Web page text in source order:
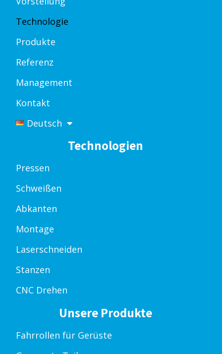
Technologie
Produkte
Referenz
Management
Kontakt
Deutsch
Technologien
Pressen
Schweißen
Abkanten
Montage
Laserschneiden
Stanzen
CNC Drehen
Unsere Produkte
Fahrrollen für Gerüste